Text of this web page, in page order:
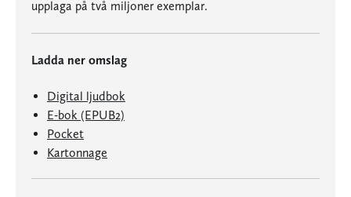
upplaga på två miljoner exemplar.
Ladda ner omslag
Digital ljudbok
E-bok (EPUB2)
Pocket
Kartonnage